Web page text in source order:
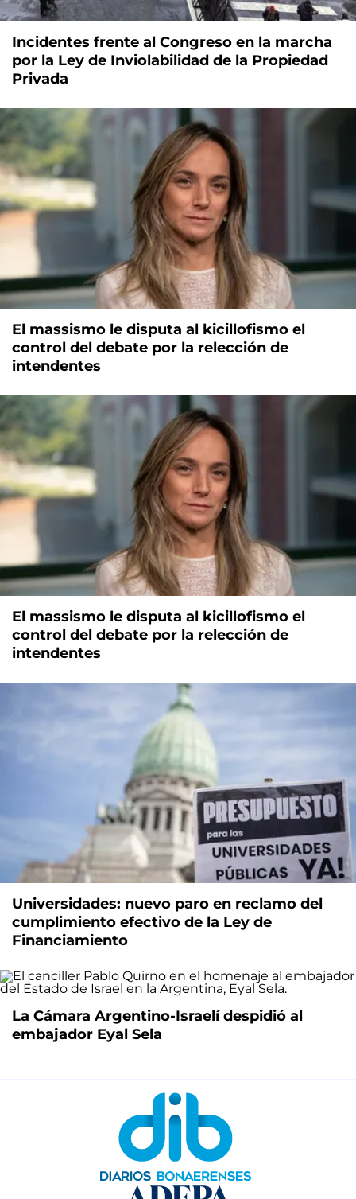
Incidentes frente al Congreso en la marcha
por la Ley de Inviolabilidad de la Propiedad
Privada
El massismo le disputa al kicillofismo el
control del debate por la relección de
intendentes
El massismo le disputa al kicillofismo el
control del debate por la relección de
intendentes
Universidades: nuevo paro en reclamo del
cumplimiento efectivo de la Ley de
Financiamiento
La Cámara Argentino-Israelí despidió al
embajador Eyal Sela